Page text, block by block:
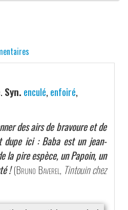
Syn. enculé, enfoiré,
des airs de bravoure et de
dupe ici : Baba est un jean-
la pire espèce, un Papoin, un
! (Bruno Baverel, Tintouin chez